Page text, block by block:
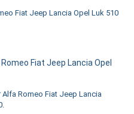
Fiat Jeep Lancia Opel
Romeo Fiat Jeep Lancia